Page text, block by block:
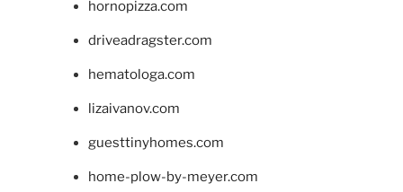
hornopizza.com
driveadragster.com
hematologa.com
lizaivanov.com
guesttinyhomes.com
home-plow-by-meyer.com